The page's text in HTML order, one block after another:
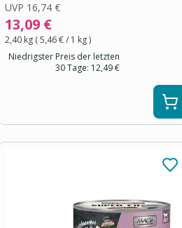
UVP 16,74 €
13,09 €
2,40 kg (5,46 €/ 1 kg)
Niedrigster Preis der letzten
30 Tage: 12,49 €